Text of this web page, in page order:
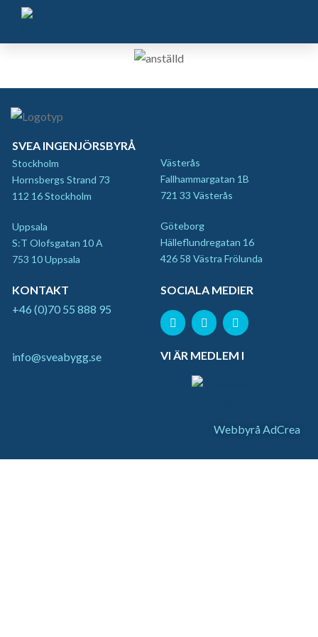
SVEA INGENJÖRSBYRÅ
Stockholm
Hornsbergs Strand 73
112 16 Stockholm
Uppsala
S:T Olofsgatan 10 A
753 10 Uppsala
Västerås
Fallhammargatan 1B
721 33 Västerås
Göteborg
Hälleflundregatan 16
426 58 Västra Frölunda
KONTAKT
+46 (0)70 55 888 95
info@sveabygg.se
SOCIALA MEDIER
VI ÄR MEDLEM I
Webbyrå AdCrea